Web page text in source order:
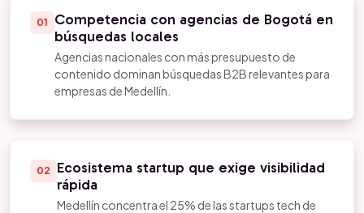
01
Competencia con agencias de Bogotá en
búsquedas locales
Agencias nacionales con más presupuesto de
contenido dominan búsquedas B2B relevantes para
empresas de Medellín.
02
Ecosistema startup que exige visibilidad
rápida
Medellín concentra el 25% de las startups tech de